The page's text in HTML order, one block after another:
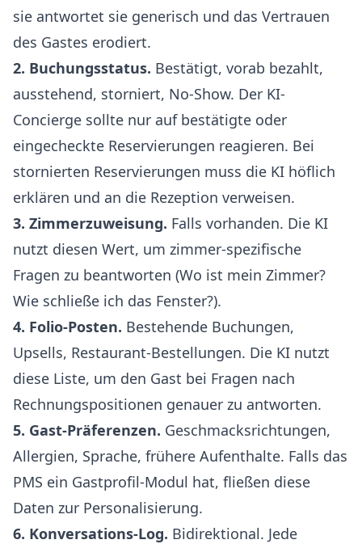
sie antwortet sie generisch und das Vertrauen
des Gastes erodiert.
2. Buchungsstatus. Bestätigt, vorab bezahlt,
ausstehend, storniert, No-Show. Der KI-
Concierge sollte nur auf bestätigte oder
eingecheckte Reservierungen reagieren. Bei
stornierten Reservierungen muss die KI höflich
erklären und an die Rezeption verweisen.
3. Zimmerzuweisung. Falls vorhanden. Die KI
nutzt diesen Wert, um zimmer-spezifische
Fragen zu beantworten (Wo ist mein Zimmer?
Wie schließe ich das Fenster?).
4. Folio-Posten. Bestehende Buchungen,
Upsells, Restaurant-Bestellungen. Die KI nutzt
diese Liste, um den Gast bei Fragen nach
Rechnungspositionen genauer zu antworten.
5. Gast-Präferenzen. Geschmacksrichtungen,
Allergien, Sprache, frühere Aufenthalte. Falls das
PMS ein Gastprofil-Modul hat, fließen diese
Daten zur Personalisierung.
6. Konversations-Log. Bidirektional. Jede